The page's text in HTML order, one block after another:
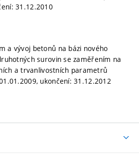
31.12.2010
a vývoj betonů na bázi nového
surovin se zaměřením na
a trvanlivostních parametrů
ukončení: 31.12.2012